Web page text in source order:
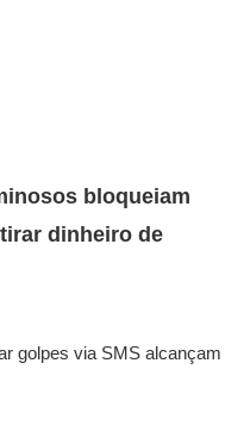
bloqueiam
dinheiro de
golpes via SMS alcançam